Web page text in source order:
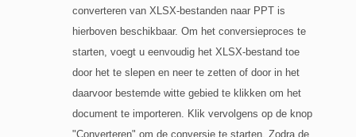
converteren van XLSX-bestanden naar PPT is
hierboven beschikbaar. Om het conversieproces te
starten, voegt u eenvoudig het XLSX-bestand toe
door het te slepen en neer te zetten of door in het
daarvoor bestemde witte gebied te klikken om het
document te importeren. Klik vervolgens op de knop
"Converteren" om de conversie te starten. Zodra de